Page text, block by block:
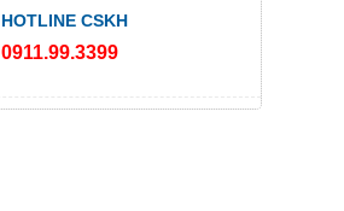
HOTLINE CSKH
0911.99.3399